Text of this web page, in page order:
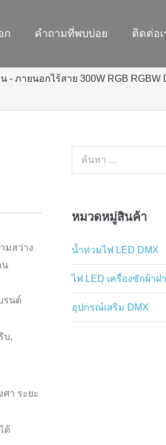
ก คำถามที่พบบ่อย ติดต่อเ
- ภายนอกไร้สาย 300W RGB RGBW
มสว่าง
น
รนด์
บ,
า ระยะ
ด้
ค้นหา:
หมวดหมู่สินค้า
น้ำท่วมไฟ LED DMX
ไฟ LED เครื่องซักผ้าฝ
อุปกรณ์เสริม DMX